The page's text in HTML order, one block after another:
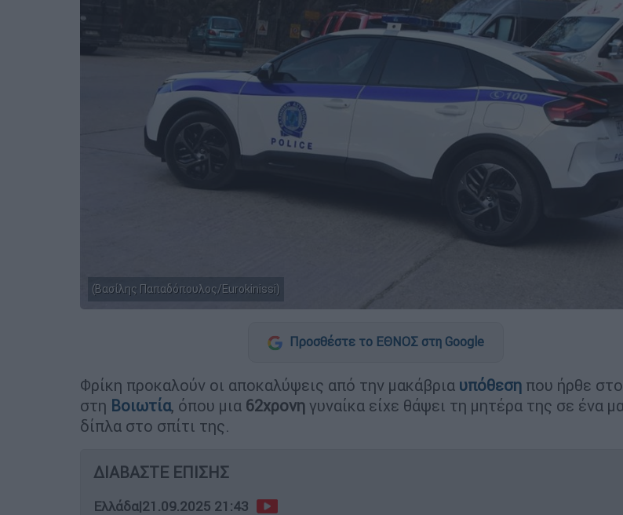
(Βασίλης Παπαδόπουλος/Eurokinissi)
Προσθέστε το ΕΘΝΟΣ στη Google
Φρίκη προκαλούν οι αποκαλύψεις από την μακάβρια υπόθεση που ήρθε
στη Βοιωτία, όπου μια 62χρονη γυναίκα είχε θάψει τη μητέρα της σε ένα
δίπλα στο σπίτι της.
ΔΙΑΒΑΣΤΕ ΕΠΙΣΗΣ
Ελλάδα|21.09.2025 21:43